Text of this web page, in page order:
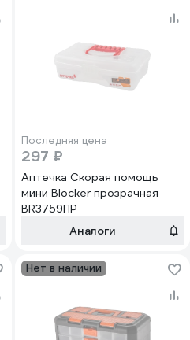
Последняя цена
297 ₽
Аптечка Скорая помощь
мини Blocker прозрачная
BR3759ПР
Аналоги
Нет в наличии